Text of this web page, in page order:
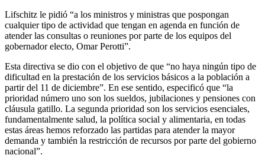
Lifschitz le pidió “a los ministros y ministras que pospongan
cualquier tipo de actividad que tengan en agenda en función de
atender las consultas o reuniones por parte de los equipos del
gobernador electo, Omar Perotti”.
Esta directiva se dio con el objetivo de que “no haya ningún tipo de
dificultad en la prestación de los servicios básicos a la población a
partir del 11 de diciembre”. En ese sentido, especificó que “la
prioridad número uno son los sueldos, jubilaciones y pensiones con
cláusula gatillo. La segunda prioridad son los servicios esenciales,
fundamentalmente salud, la política social y alimentaria, en todas
estas áreas hemos reforzado las partidas para atender la mayor
demanda y también la restricción de recursos por parte del gobierno
nacional”.